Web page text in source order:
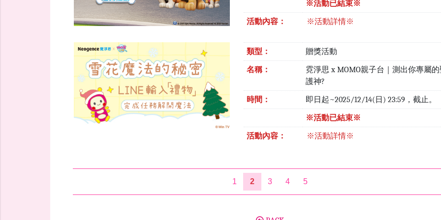
※活動已結束※
活動內容： ※活動詳情※
類型： 贈獎活動
名稱：
霓淨思 x MOMO親子台｜測出你專屬
護神?
時間： 即日起~2025/12/14(日) 23:59，截止。
※活動已結束※
活動內容： ※活動詳情※
1 2 3 4 5